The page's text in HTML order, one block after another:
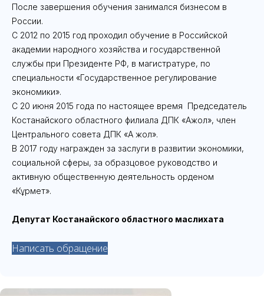
После завершения обучения занимался бизнесом в
России.
С 2012 по 2015 год проходил обучение в Российской
академии народного хозяйства и государственной
службы при Президенте РФ, в магистратуре, по
специальности «Государственное регулирование
экономики».
С 20 июня 2015 года по настоящее время Председатель
Костанайского областного филиала ДПК «Ақжол», член
Центрального совета ДПК «Ақ жол».
В 2017 году награжден за заслуги в развитии экономики,
социальной сферы, за образцовое руководство и
активную общественную деятельность орденом
«Кұрмет».
Депутат Костанайского областного маслихата
Написать обращение